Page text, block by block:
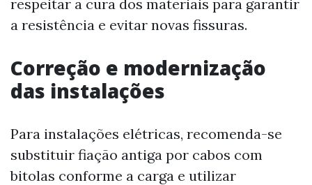
respeitar a cura dos materiais para garantir
a resistência e evitar novas fissuras.
Correção e modernização
das instalações
Para instalações elétricas, recomenda-se
substituir fiação antiga por cabos com
bitolas conforme a carga e utilizar